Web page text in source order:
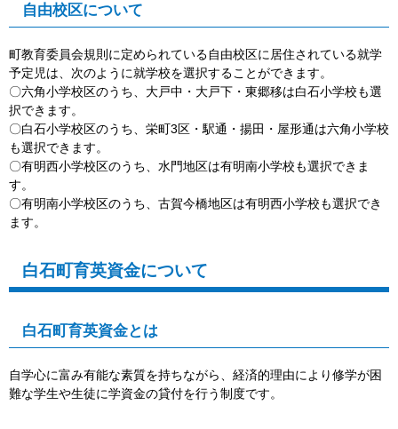
自由校区について
町教育委員会規則に定められている自由校区に居住されている就学
予定児は、次のように就学校を選択することができます。
〇六角小学校区のうち、大戸中・大戸下・東郷移は白石小学校も選
択できます。
〇白石小学校区のうち、栄町3区・駅通・揚田・屋形通は六角小学校
も選択できます。
〇有明西小学校区のうち、水門地区は有明南小学校も選択できま
す。
〇有明南小学校区のうち、古賀今橋地区は有明西小学校も選択でき
ます。
白石町育英資金について
白石町育英資金とは
自学心に富み有能な素質を持ちながら、経済的理由により修学が困
難な学生や生徒に学資金の貸付を行う制度です。